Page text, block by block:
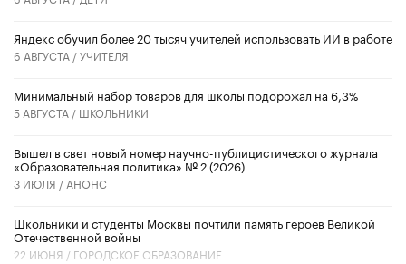
​Яндекс обучил более 20 тысяч учителей использовать ИИ в работе
6 АВГУСТА /УЧИТЕЛЯ
Минимальный набор товаров для школы подорожал на 6,3%
5 АВГУСТА / ШКОЛЬНИКИ
Вышел в свет новый номер научно-публицистического журнала
«Образовательная политика» № 2 (2026)
3 ИЮЛЯ / АНОНС
Школьники и студенты Москвы почтили память героев Великой
Отечественной войны
22 ИЮНЯ / ГОРОДСКОЕ ОБРАЗОВАНИЕ